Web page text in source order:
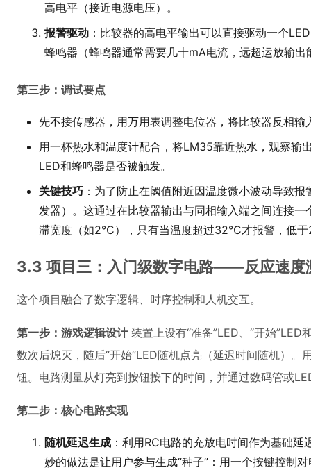
高电平（接近电源电压）。
报警驱动 ：比较器的高电平输出可以直接驱动一个
蜂鸣器（蜂鸣器通常需要几十mA电流，远超运放输出
第三步：调试要点
先不接传感器，用万用表调整电位器，将比较器反相
用一杯热水和温度计配合，将LM35靠近热水，观察输
LED和蜂鸣器是否被触发。
关键技巧 ：为了防止在阈值附近因温度微小波动导致
发器）。这通过在比较器输出与同相输入端之间连接
滞宽度（如2°C），只有当温度超过32°C才报警，低
3.3 项目三：入门级数字电路——反应速度
这个项目融合了数字逻辑、时序控制和人机交互。
第一步：游戏逻辑设计装置上设有“准备”LED、“开始”LED
数次后熄灭，随后“开始”LED随机点亮（延迟时间随机）。
钮。电路测量从灯亮到按钮按下的时间，并通过数码管或
第二步：核心电路实现
随机延迟生成 ：利用RC电路的充放电时间作为基础
妙的做法是让用户参与生成“种子”：用一个按键控制